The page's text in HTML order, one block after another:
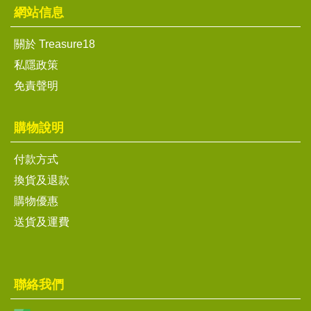
網站信息
關於 Treasure18
私隱政策
免責聲明
購物說明
付款方式
換貨及退款
購物優惠
送貨及運費
聯絡我們